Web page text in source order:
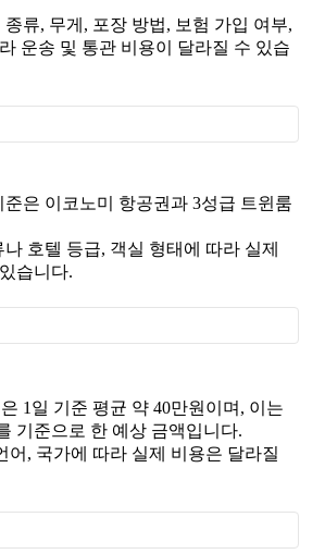
종류, 무게, 포장 방법, 보험 가입 여부,
운송 및 통관 비용이 달라질 수 있습
준은 이코노미 항공권과 3성급 트윈룸
호텔 등급, 객실 형태에 따라 실제
습니다.
은 1일 기준 평균 약 40만원이며, 이는
기준으로 한 예상 금액입니다.
어, 국가에 따라 실제 비용은 달라질